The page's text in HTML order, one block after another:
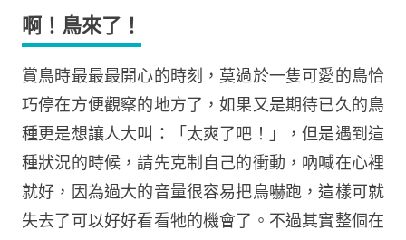
啊！鳥來了！
賞鳥時最最最開心的時刻，莫過於一隻可愛的鳥恰
巧停在方便觀察的地方了，如果又是期待已久的鳥
種更是想讓人大叫：「太爽了吧！」，但是遇到這
種狀況的時候，請先克制自己的衝動，吶喊在心裡
就好，因為過大的音量很容易把鳥嚇跑，這樣可就
失去了可以好好看看牠的機會了。不過其實整個在